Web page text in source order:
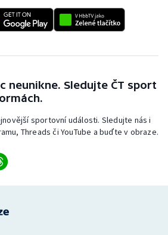
neunikne. Sledujte ČT sport
sportovní události. Sledujte nás i
Threads či YouTube a buďte v obraze.